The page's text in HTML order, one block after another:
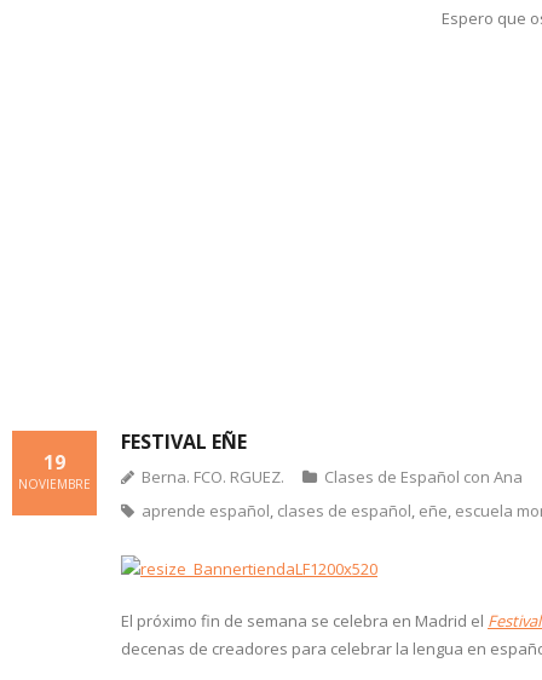
Espero que
FESTIVAL EÑE
19
NOVIEMBRE Berna. FCO. RGUEZ.
Clases de Español con Ana
aprende español, clases de español, eñe, escuela
El próximo fin de semana se celebra en Madrid el
decenas de creadores para celebrar la lengua en